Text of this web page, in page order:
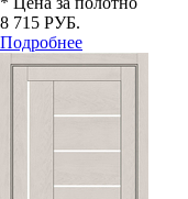
8 715 РУБ.
Подробнее